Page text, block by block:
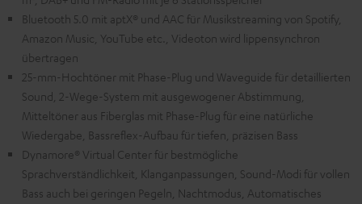
Bluetooth 5.0 mit aptX® und AAC für Musikstreaming von Spotify,
Amazon Music, YouTube etc., Videoton wird lippensynchron
übertragen
25-mm-Hochtöner mit Phase-Plug und Waveguide für detaillierten
Sound, 2-Wege-System mit ausgewogener Abstimmung,
Mitteltöner aus Fiberglas mit Phase-Plug für eine natürliche
Wiedergabe, Bassreflex-Aufbau für tiefen, präzisen Bass
Dynamore® Virtual Center für bestmögliche
Sprachverständlichkeit, Klanganpassungen, Sound-Modi für vollen
Bass auch bei geringen Pegeln, Nachtmodus, Automatisches